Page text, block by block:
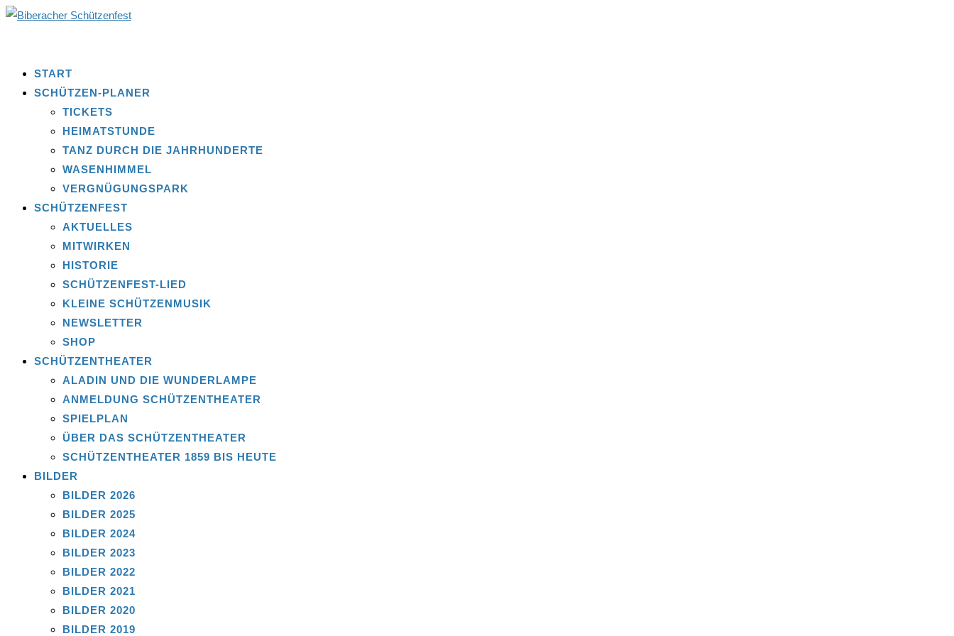
START
SCHÜTZEN-PLANER
TICKETS
HEIMATSTUNDE
TANZ DURCH DIE JAHRHUNDERTE
WASENHIMMEL
VERGNÜGUNGSPARK
SCHÜTZENFEST
AKTUELLES
MITWIRKEN
HISTORIE
SCHÜTZENFEST-LIED
KLEINE SCHÜTZENMUSIK
NEWSLETTER
SHOP
SCHÜTZENTHEATER
ALADIN UND DIE WUNDERLAMPE
ANMELDUNG SCHÜTZENTHEATER
SPIELPLAN
ÜBER DAS SCHÜTZENTHEATER
SCHÜTZENTHEATER 1859 BIS HEUTE
BILDER
BILDER 2026
BILDER 2025
BILDER 2024
BILDER 2023
BILDER 2022
BILDER 2021
BILDER 2020
BILDER 2019